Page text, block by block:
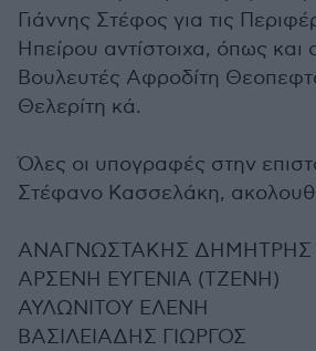
Γιάννης Στέφος για τις
Ηπείρου αντίστοιχα, όπως και
Βουλευτές Αφροδίτη
Θελερίτη κά.
Όλες οι υπογραφές στην
Στέφανο Κασσελάκη,
ΑΝΑΓΝΩΣΤΑΚΗΣ ΔΗΜΗΤΡΗΣ
ΑΡΣΕΝΗ ΕΥΓΕΝΙΑ (ΤΖΕΝΗ)
ΑΥΛΩΝΙΤΟΥ ΕΛΕΝΗ
ΒΑΣΙΛΕΙΑΔΗΣ ΓΙΩΡΓΟΣ